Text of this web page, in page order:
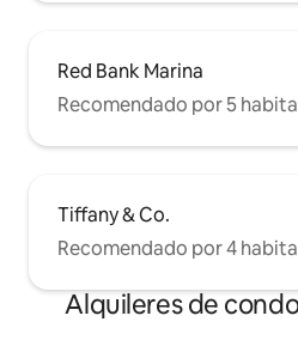
Red Bank Marina
Recomendado por 5
Tiffany & Co.
Recomendado por 4
Alquileres de